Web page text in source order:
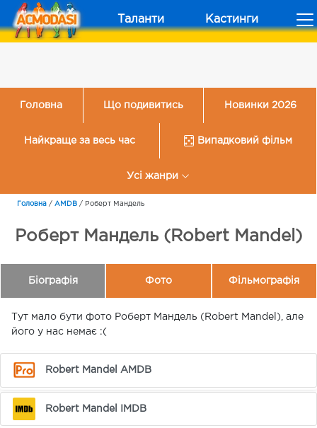
Таланти Кастинги
Головна Що подивитись Новинки 2026
Найкраще за весь час Випадковий фільм
Усі жанри
Головна / AMDB / Роберт Мандель
Роберт Мандель (Robert Mandel)
Біографія Фото Фільмографія
Тут мало бути фото Роберт Мандель (Robert Mandel), але
його у нас немає :(
Robert Mandel AMDB
Robert Mandel IMDB